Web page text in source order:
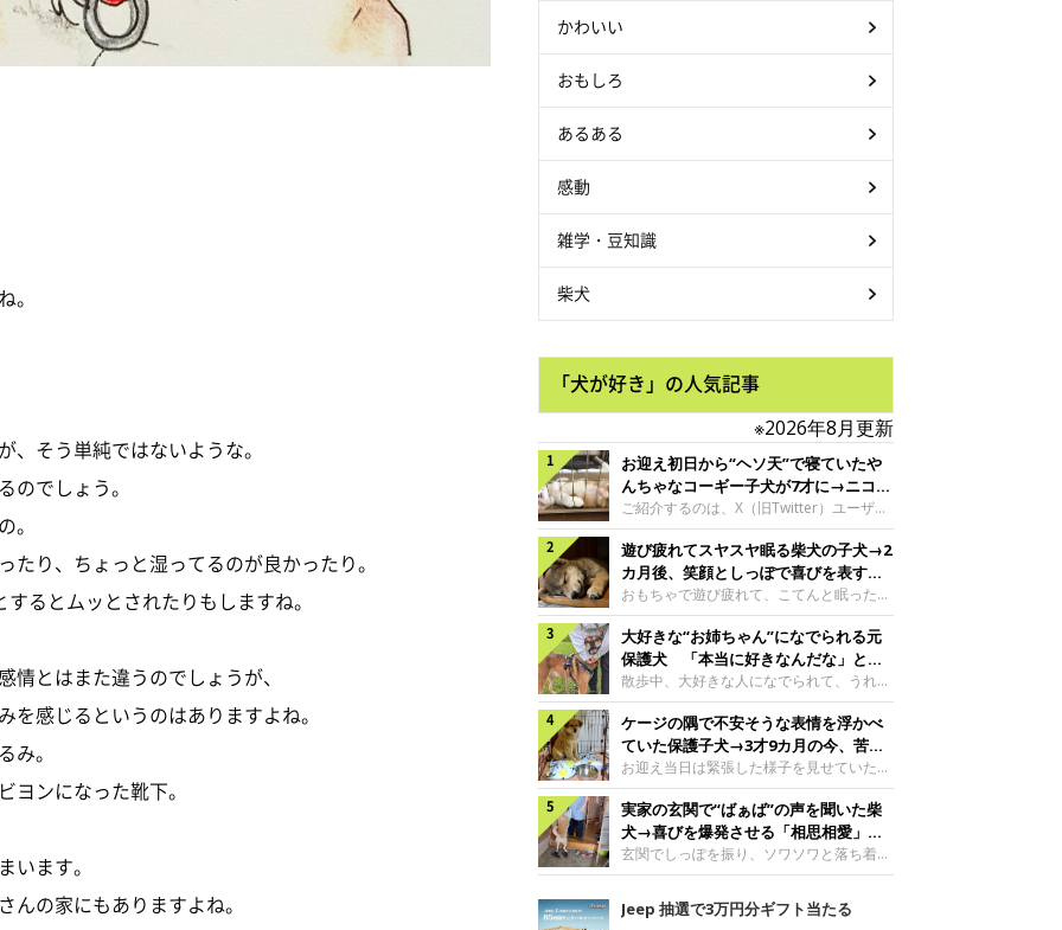
。
そう単純ではないような。
のでしょう。
。
り、ちょっと湿ってるのが良かったり。
るとムッとされたりもしますね。
とはまた違うのでしょうが、
感じるというのはありますよね。
み。
ンになった靴下。
ます。
の家にもありますよね。
かわいい
おもしろ
あるある
感動
雑学・豆知識
柴犬
「犬が好き」の人気記事
※2026年8月更新
お迎え初日から“ヘソ天”で寝ていたや
んちゃなコーギー子犬が7才に→ニコニ
コ“コーギースマイル”が魅力のコに成
長！
ご紹介するのは、X（旧Twitter）ユーザー
＠Kus1oKg2vsgdWS2さんの愛犬でウェル
シュ・コーギー・ペンブロークの神楽ちゃ
ん。今年の8月で7才になるという神楽ちゃ
んですが、いったいどんな子犬時代を過ご
したのでしょうか。今回は、神楽ちゃんの
成長を飼い主さんと振り返ります！神楽ち
ゃんの成長について聞いた！お迎えから数
日後の神楽ちゃん（撮影時生後2カ月）＠
Kus1oKg2vsgdWS2――お迎え当初の神楽
ちゃんの様子について教えてください。飼
い主さん： 「お迎え当日から“ヘソ天”で寝
るようなコでし
遊び疲れてスヤスヤ眠る柴犬の子犬→2
カ月後、笑顔としっぽで喜びを表すコ
に成長！
おもちゃで遊び疲れて、こてんと眠った子
犬。あれから2カ月、表情や行動にさまざ
まな変化が見られるようになりました。遊
び疲れて眠る生後2カ月のなっちゃん遊び
疲れた様子のなっちゃん。@Pkndg_紹介
するのは、X（旧Twitter）ユーザー
@Pkndg_さんの愛犬・なっちゃん（取材
時、生後4カ月／柴犬）。こちらの写真
は、なっちゃんが生後2カ月のころに撮影
された一枚です。この日、なっちゃんは家
族と一緒におもちゃで遊んでいました。た
くさん遊んで疲れたのか、その後は眠り始
めたそうです。眠るなっちゃん。
@Pkndg_
大好きな“お姉ちゃん”になでられる元
保護犬 「本当に好きなんだな」と感
じる表情にほっこり
散歩中、大好きな人になでられて、うれし
そうな表情を見せる元保護犬。甘えるよう
な姿に、見ているこちらまでほっこりしま
す。大好きな“お姉ちゃん”に甘える小次郎
くん妹さんになでてもらい、うれしそうな
表情を見せる小次郎くん（2026年6月撮
影）。@mika_Jimmy紹介するのは、X（旧
Twitter）ユーザー@mika_Jimmyさんの愛
犬・小次郎くん（撮影時5才）。こちら
は、飼い主さんの妹さんと一緒に散歩をし
日、飼い主さんは実家から自宅へ帰る途
ケージの隅で不安そうな表情を浮かべ
ていた保護子犬→3才9カ月の今、苦手
を克服し頼もしいコに成長！
お迎え当日は緊張した様子を見せていた元
野犬の保護子犬。あれから約3年半、苦手
だったことを一つひとつ克服し、家族に寄
り添う姿を見せています。お迎え当日、ケ
ージの隅で不安そうにお迎え当日のシルビ
アちゃん。@nemonemotos今回紹介する
のは、X（旧Twitter）ユーザー
@nemonemotosさんの愛犬・シルビアち
実家の玄関で“ばぁば”の声を聞いた柴
犬→喜びを爆発させる「相思相愛」な
光景にほっこり
玄関でしっぽを振り、ソワソワと落ち着か
ない様子の柴犬。その先には、大好きな人
との再会が待っていました。玄関でソワソ
ワする福丸くんソワソワした様子を見せる
Jeep 抽選で3万円分ギフト当たる